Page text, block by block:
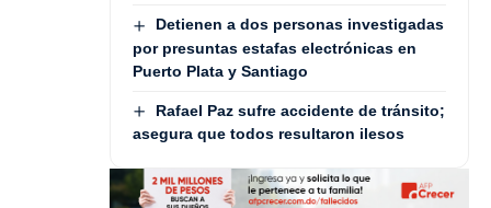
Detienen a dos personas investigadas
por presuntas estafas electrónicas en
Puerto Plata y Santiago
Rafael Paz sufre accidente de tránsito;
asegura que todos resultaron ilesos